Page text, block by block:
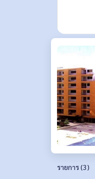
รายการ (3)